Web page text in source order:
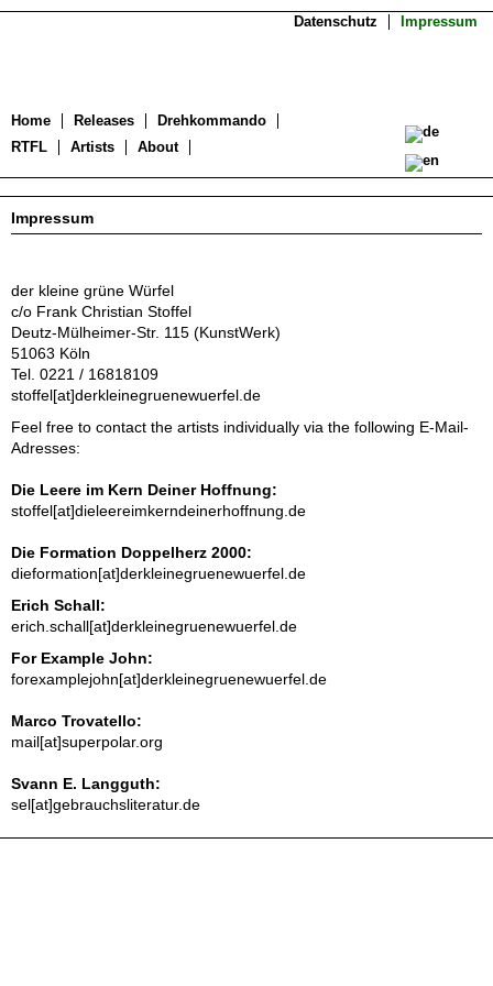
Datenschutz Impressum
Home Releases
Drehkommando
RTFL
Artists About
Impressum
der kleine grüne Würfel
c/o Frank Christian Stoffel
Deutz-Mülheimer-Str. 115 (KunstWerk)
51063 Köln
Tel. 0221 / 16818109
stoffel[at]derkleinegruenewuerfel.de
Feel free to contact the artists individually via the following E-Mail-
Adresses:
Die Leere im Kern Deiner Hoffnung:
stoffel[at]dieleereimkerndeinerhoffnung.de
Die Formation Doppelherz 2000:
dieformation[at]derkleinegruenewuerfel.de
Erich Schall:
erich.schall[at]derkleinegruenewuerfel.de
For Example John:
forexamplejohn[at]derkleinegruenewuerfel.de
Marco Trovatello:
mail[at]superpolar.org
Svann E. Langguth:
sel[at]gebrauchsliteratur.de